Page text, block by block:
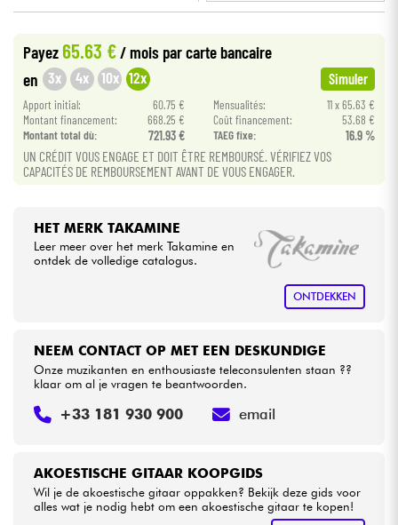
Kabels & toebehoren
HiFi
Sets
Payez65.63 €/ mois par carte bancaire
en 3x 4x 10x 12x Simuler
Apport initial: 60.75 € Mensualités:
11 x 65.63 €
Montant financement:
668.25 € Coût financement:
53.68 €
Montant total dù:
721.93 € TAEG fixe: 16.9 %
UN CRÉDIT VOUS ENGAGE ET DOIT ÊTRE REMBOURSÉ. VÉRIFIEZ VOS
CAPACITÉS DE REMBOURSEMENT AVANT DE VOUS ENGAGER.
HET MERK TAKAMINE
Leer meer over het merk Takamine en
ontdek de volledige catalogus.
ONTDEKKEN
AKOESTISCHE GITAAR KOOPGIDS
Wil je de akoestische gitaar oppakken? Bekijk deze gids voor
alles wat je nodig hebt om een akoestische gitaar te kopen!
NEEM CONTACT OP MET EEN DESKUNDIGE
Onze muzikanten en enthousiaste teleconsulenten staan ??
klaar om al je vragen te beantwoorden.
+33 181 930 900 email